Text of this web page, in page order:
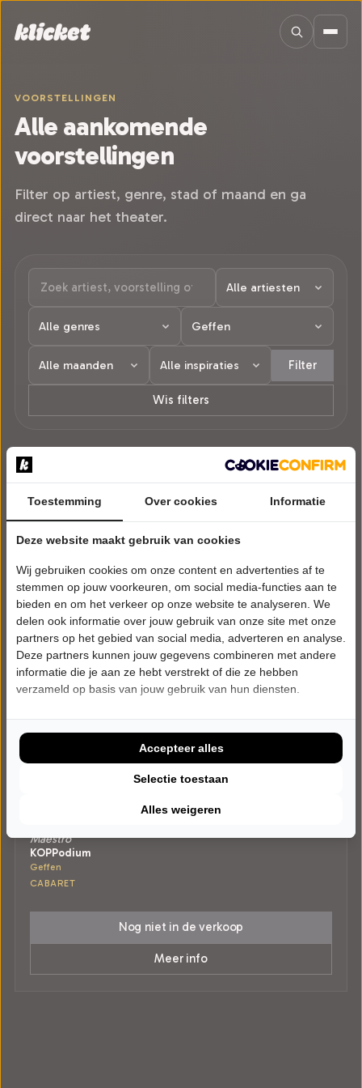
VOORSTELLINGEN
Alle aankomende
voorstellingen
Filter op artiest, genre, stad of maand en ga
direct naar het theater.
Filter
Wis filters
1 voorstelling in Geffen.
ZATERDAG 10 APRIL 2027 • 20:00 UUR
Maestro
KOPPodium
Geffen
CABARET
Nog niet in de verkoop
Meer info
Toestemming Over cookies Informatie
Deze website maakt gebruik van cookies
Wij gebruiken cookies om onze content en advertenties af te
stemmen op jouw voorkeuren, om social media-functies aan te
bieden en om het verkeer op onze website te analyseren. We
delen ook informatie over jouw gebruik van onze site met onze
partners op het gebied van social media, adverteren en analyse.
Deze partners kunnen jouw gegevens combineren met andere
informatie die je aan ze hebt verstrekt of die ze hebben
verzameld op basis van jouw gebruik van hun diensten.
Alles weigeren
Selectie toestaan
Accepteer alles